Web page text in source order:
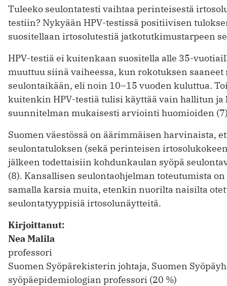
Tuleeko seulontatesti vaihtaa perinteisestä
testiin? Nykyään HPV-testissä positiivisen
suositellaan irtosolutestiä jatkotutkimustarpeen
HPV-testiä ei kuitenkaan suositella alle 35-
muuttuu siinä vaiheessa, kun rokotuksen saaneet
seulontaikään, eli noin 10–15 vuoden kuluttua.
kuitenkin HPV-testiä tulisi käyttää vain hallitun
suunnitelman mukaisesti arviointi huomioiden
Suomen väestössä on äärimmäisen harvinaista,
seulontatuloksen (sekä perinteisen
jälkeen todettaisiin kohdunkaulan syöpä
(8). Kansallisen seulontaohjelman toteutumista
samalla karsia muita, etenkin nuorilta naisilta
seulontatyyppisiä irtosolunäytteitä.
Kirjoittanut:
Nea Malila
professori
Suomen Syöpärekisterin johtaja, Suomen
syöpäepidemiologian professori (20 %)